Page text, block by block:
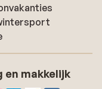
en makkelijk